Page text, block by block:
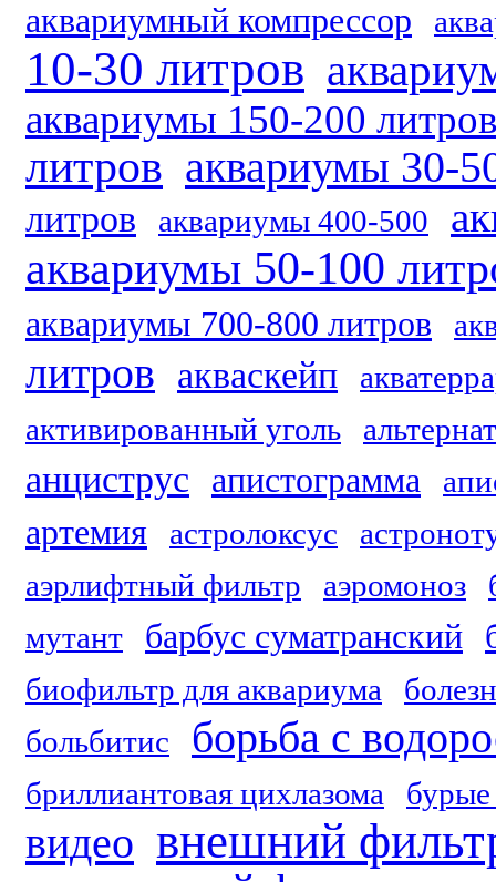
аквариумный компрессор
10-30 литров
аквариумы 150-200 литров
литров аквариумы 30-
литров аквариумы 400-500
аквариумы 50-100
аквариумы 700-800 литров
литров акваскейп
активированный уголь
анциструс апистограмма
артемия астролоксус
аэрлифтный фильтр
аэромоноз
мутант
барбус суматранский
биофильтр для аквариума
больбитис
борьба с
бриллиантовая цихлазома
видео внешний